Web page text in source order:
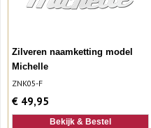
Zilveren naamketting model
Michelle
ZNK05-F
€ 49,95
Bekijk & Bestel